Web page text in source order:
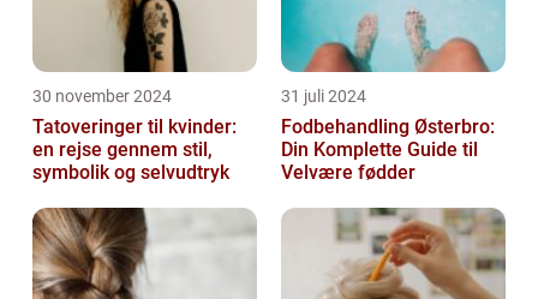
30 november 2024
Tatoveringer til kvinder:
en rejse gennem stil,
symbolik og selvudtryk
31 juli 2024
Fodbehandling Østerbro:
Din Komplette Guide til
Velvære fødder